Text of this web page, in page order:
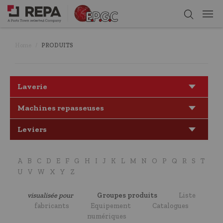
PRODUITS
Laverie
Machines repasseuses
Leviers
A B C D E F G H I J K L M N O P Q R S
T
U
V W X Y Z
visualisée pour Groupes produits
Liste
fabricants
Equipement
Catalogues
numériques